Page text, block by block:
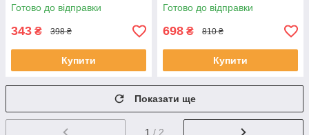
Готово до відправки
343 ₴ 398 ₴
Купити
Готово до відправки
698 ₴ 810 ₴
Купити
Показати ще
1 / 2